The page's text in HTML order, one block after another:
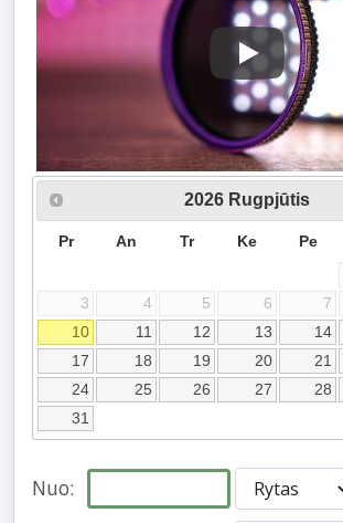
Play
2026 Rugpjūtis
Pr An Tr Ke Pe
3
4 5 6 7
10
11 12 13 14
17
18 19 20 21
24
25 26 27 28
31
Nuo: